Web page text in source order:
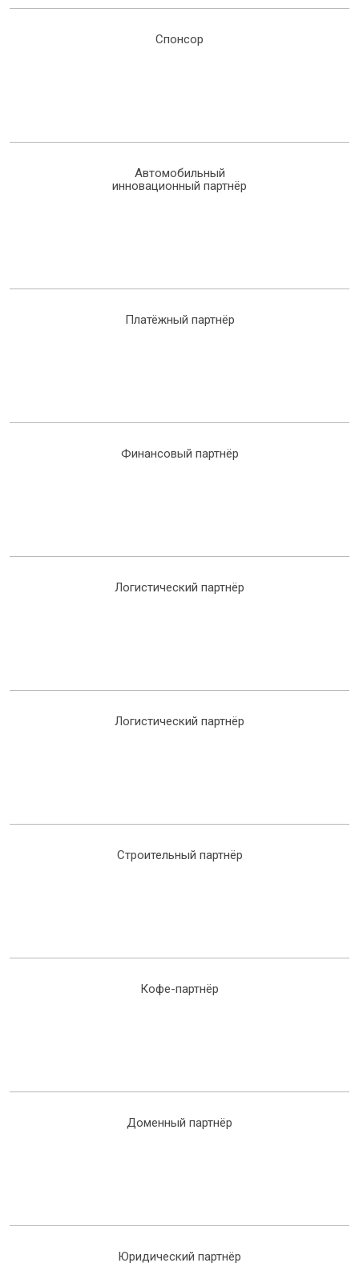
Спонсор
Автомобильный
инновационный партнёр
Платёжный партнёр
Финансовый партнёр
Логистический партнёр
Логистический партнёр
Строительный партнёр
Кофе-партнёр
Доменный партнёр
Юридический партнёр